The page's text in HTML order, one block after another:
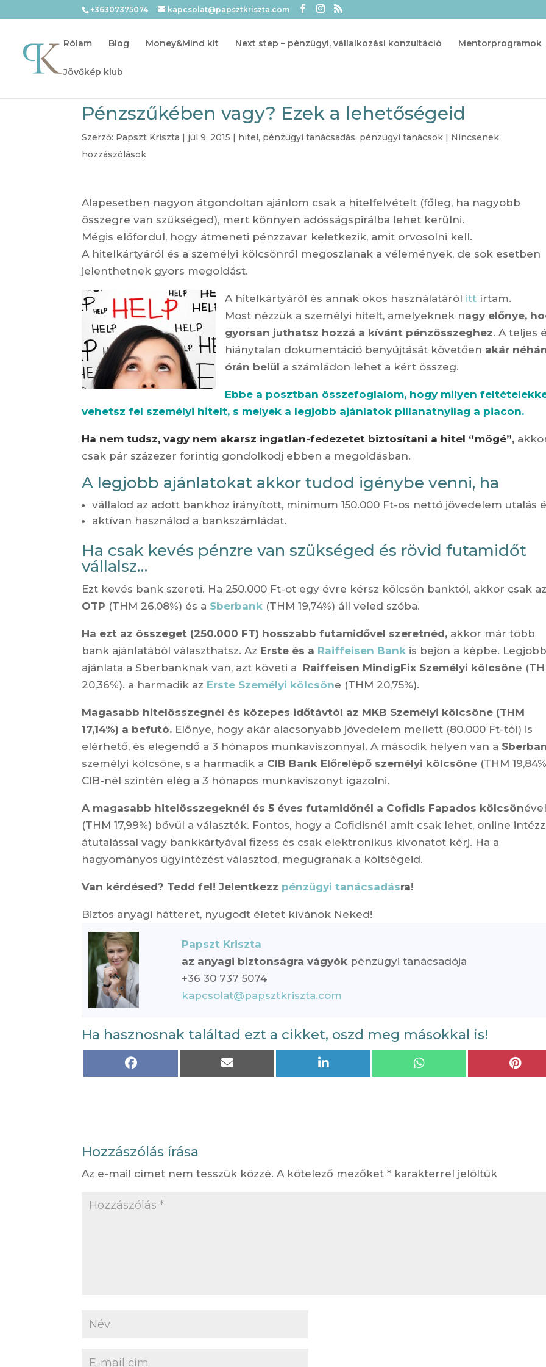
+36307375074 kapcsolat@papsztkriszta.com
Rólam Blog Money&Mind kit Next step – pénzügyi, vállalkozási konzultáció Mentorprogramok
Jövőkép klub
Pénzszűkében vagy? Ezek a lehetőségeid
Szerző: Papszt Kriszta | júl 9, 2015 | hitel, pénzügyi tanácsadás, pénzügyi tanácsok | Nincsenek
hozzászólások
Alapesetben nagyon átgondoltan ajánlom csak a hitelfelvételt (főleg, ha nagyobb
összegre van szükséged), mert könnyen adósságspirálba lehet kerülni.
Mégis előfordul, hogy átmeneti pénzzavar keletkezik, amit orvosolni kell.
A hitelkártyáról és a személyi kölcsönről megoszlanak a vélemények, de sok esetben
jelenthetnek gyors megoldást.
A hitelkártyáról és annak okos használatáról itt írtam.
Most nézzük a személyi hitelt, amelyeknek nagy előnye,
gyorsan juthatsz hozzá a kívánt pénzösszeghez. A teljes
hiánytalan dokumentáció benyújtását követően akár
órán belül a számládon lehet a kért összeg.
Ebbe a posztban összefoglalom, hogy milyen
vehetsz fel személyi hitelt, s melyek a legjobb ajánlatok pillanatnyilag a piacon.
Ha nem tudsz, vagy nem akarsz ingatlan-fedezetet biztosítani a hitel “mögé”,
csak pár százezer forintig gondolkodj ebben a megoldásban.
A legjobb ajánlatokat akkor tudod igénybe venni, ha
vállalod az adott bankhoz irányított, minimum 150.000 Ft-os nettó jövedelem utalás
aktívan használod a bankszámládat.
Ha csak kevés pénzre van szükséged és rövid futamidőt
vállalsz…
Ezt kevés bank szereti. Ha 250.000 Ft-ot egy évre kérsz kölcsön banktól, akkor csak az
OTP (THM 26,08%) és a Sberbank (THM 19,74%) áll veled szóba.
Ha ezt az összeget (250.000 FT) hosszabb futamidővel szeretnéd, akkor már több
bank ajánlatából választhatsz. Az Erste és a Raiffeisen Bank is bejön a képbe. Legjobb
ajánlata a Sberbanknak van, azt követi a Raiffeisen MindigFix Személyi kölcsöne
20,36%). a harmadik az Erste Személyi kölcsöne (THM 20,75%).
Magasabb hitelösszegnél és közepes időtávtól az MKB Személyi kölcsöne (THM
17,14%) a befutó. Előnye, hogy akár alacsonyabb jövedelem mellett (80.000 Ft-tól) is
elérhető, és elegendő a 3 hónapos munkaviszonnyal. A második helyen van a
személyi kölcsöne, s a harmadik a CIB Bank Előrelépő személyi kölcsöne (THM
CIB-nél szintén elég a 3 hónapos munkaviszonyt igazolni.
A magasabb hitelösszegeknél és 5 éves futamidőnél a Cofidis Fapados kölcsönével
(THM 17,99%) bővül a választék. Fontos, hogy a Cofidisnél amit csak lehet, online
átutalással vagy bankkártyával fizess és csak elektronikus kivonatot kérj. Ha a
hagyományos ügyintézést választod, megugranak a költségeid.
Van kérdésed? Tedd fel! Jelentkezz pénzügyi tanácsadásra!
Biztos anyagi hátteret, nyugodt életet kívánok Neked!
Papszt Kriszta
az anyagi biztonságra vágyók pénzügyi tanácsadója
+36 30 737 5074
kapcsolat@papsztkriszta.com
Ha hasznosnak találtad ezt a cikket, oszd meg másokkal is!
Share
Share
Share
Share
Share
Hozzászólás írása
Az e-mail címet nem tesszük közzé. A kötelező mezőket* karakterrel jelöltük